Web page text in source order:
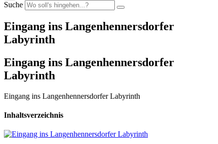
Suche
Eingang ins Langenhennersdorfer
Labyrinth
Eingang ins Langenhennersdorfer
Labyrinth
Eingang ins Langenhennersdorfer Labyrinth
Inhaltsverzeichnis